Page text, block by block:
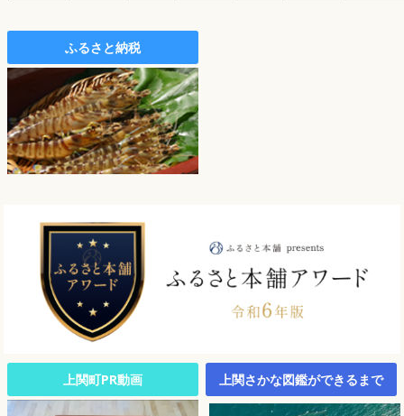
ふるさと納税
上関町PR動画 上関さかな図鑑ができるまで